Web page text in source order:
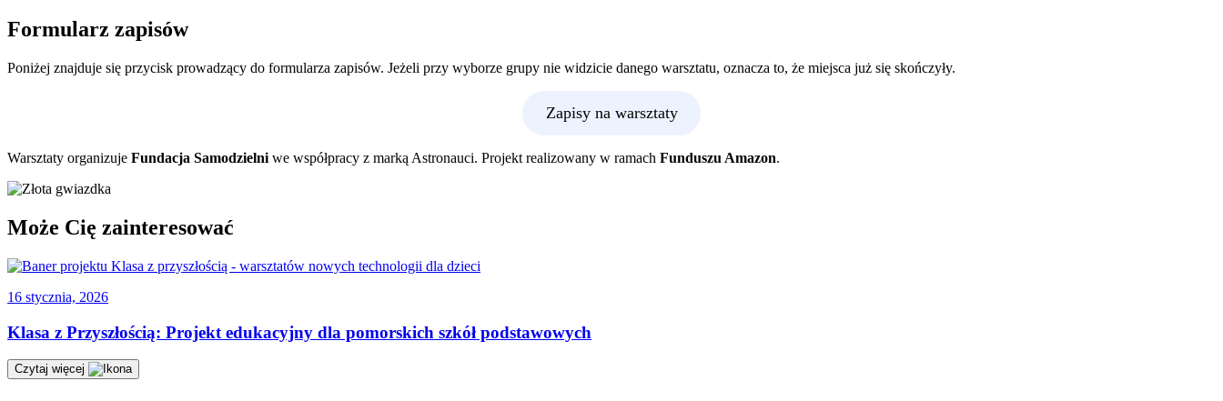
Formularz zapisów
Poniżej znajduje się przycisk prowadzący do formularza zapisów. Jeżeli przy wyborze grupy nie widzicie danego warsztatu, oznacza to, że miejsca już się skończyły.
Zapisy na warsztaty
Warsztaty organizuje Fundacja Samodzielni we współpracy z marką Astronauci. Projekt realizowany w ramach Funduszu Amazon.
Może Cię zainteresować
16 stycznia, 2026
Klasa z Przyszłością: Projekt edukacyjny dla pomorskich szkół podstawowych
Czytaj więcej